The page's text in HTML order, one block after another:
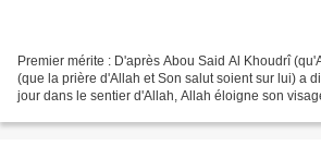
Premier mérite : D'après Abou Said Al Khoudrî
(que la prière d'Allah et Son salut soient sur lui) a
jour dans le sentier d'Allah, Allah éloigne son